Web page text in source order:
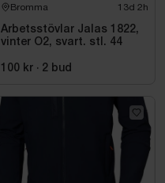
Bromma 13d 2h
Arbetsstövlar Jalas 1822,
vinter O2, svart. stl. 44
100 kr · 2 bud